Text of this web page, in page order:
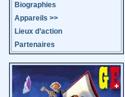
Biographies
Appareils >>
Lieux d’action
Partenaires